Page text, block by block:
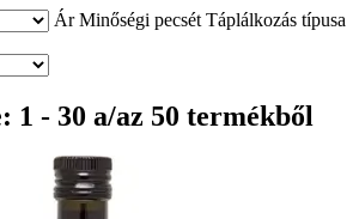
Ár Minőségi pecsét Táplálkozás típusa
1 - 30 a/az 50 termékből